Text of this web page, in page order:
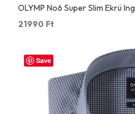
OLYMP No6 Super Slim Ekrü Ing
21990 Ft
Save